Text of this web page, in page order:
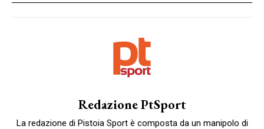
Redazione PtSport
La redazione di Pistoia Sport è composta da un manipolo di